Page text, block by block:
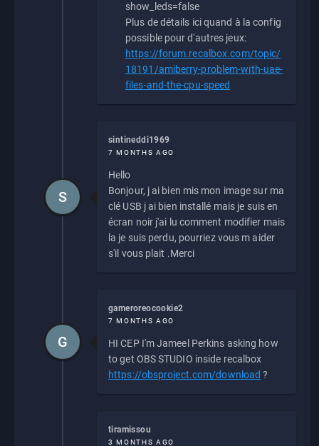
show_leds=false
Plus de détails ici quand à la config
possible pour d'autres jeux:
https://forum.recalbox.com/topic/
18191/amiberry-problem-with-uae-
files-and-the-cpu-speed
sintineddi1969
7 MONTHS AGO
Hello
Bonjour, j ai bien mis mon image sur ma
clé USB j ai bien installé mais je suis en
écran noir j'ai lu comment modifier mais
la je suis perdu, pourriez vous m aider
s'il vous plait .Merci
S
gameroreocookie2
7 MONTHS AGO
HI CEP I'm Jameel Perkins asking how
to get OBS STUDIO inside recalbox
https://obsproject.com/download ?
G
tiramissou
3 MONTHS AGO